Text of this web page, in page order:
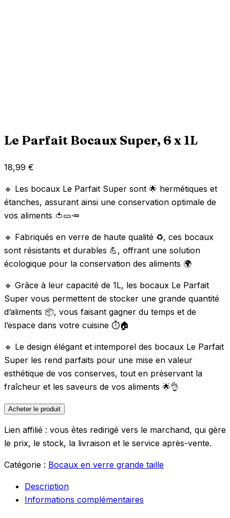
Le Parfait Bocaux Super, 6 x 1L
18,99 €
🔹 Les bocaux Le Parfait Super sont 🌟 hermétiques et
étanches, assurant ainsi une conservation optimale de
vos aliments 🍅🥒🥕
🔹 Fabriqués en verre de haute qualité ♻️, ces bocaux
sont résistants et durables 💪, offrant une solution
écologique pour la conservation des aliments 🌍
🔹 Grâce à leur capacité de 1L, les bocaux Le Parfait
Super vous permettent de stocker une grande quantité
d’aliments 📦, vous faisant gagner du temps et de
l’espace dans votre cuisine ⏱️🏠
🔹 Le design élégant et intemporel des bocaux Le Parfait
Super les rend parfaits pour une mise en valeur
esthétique de vos conserves, tout en préservant la
fraîcheur et les saveurs de vos aliments 🌟👌
Acheter le produit
Lien affilié : vous êtes redirigé vers le marchand, qui gère
le prix, le stock, la livraison et le service après-vente.
Catégorie : Bocaux en verre grande taille
Description
Informations complémentaires